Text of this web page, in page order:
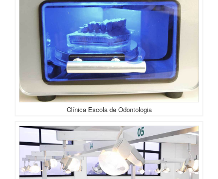
Clínica Escola de Odontologia